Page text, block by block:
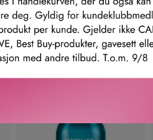
REDKEN
AMINO MINT SHAMPOO 300
ML
336KR